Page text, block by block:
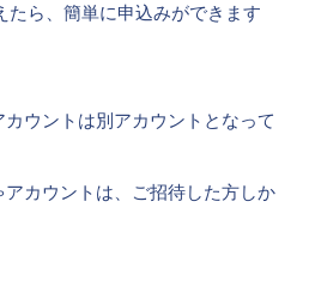
たら、簡単に申込みができます
ウントは別アカウントとなって
カウントは、ご招待した方しか